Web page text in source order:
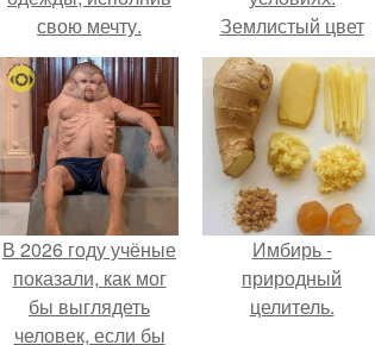
свою мечту.
Землистый цвет
лица: возвращаем
коже красоту
В 2026 году учёные
показали, как мог
бы выглядеть
человек, если бы
Имбирь -
природный
целитель.